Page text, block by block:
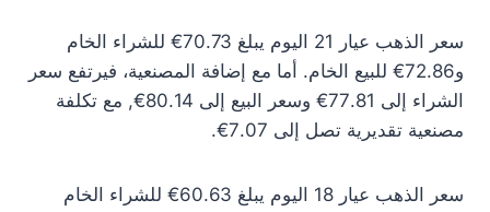
سعر الذهب عيار 21 اليوم يبلغ 70.73€ للشراء الخام
و72.86€ للبيع الخام. أما مع إضافة المصنعية، فيرتفع سعر
الشراء إلى 77.81€ وسعر البيع إلى 80.14€, مع تكلفة
مصنعية تقديرية تصل إلى 7.07€.
سعر الذهب عيار 18 اليوم يبلغ 60.63€ للشراء الخام